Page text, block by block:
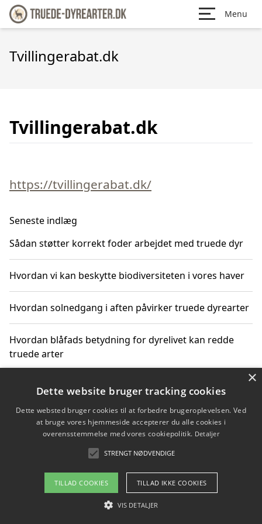
Menu
Tvillingerabat.dk
Tvillingerabat.dk
https://tvillingerabat.dk/
Seneste indlæg
Sådan støtter korrekt foder arbejdet med truede dyr
Hvordan vi kan beskytte biodiversiteten i vores haver
Hvordan solnedgang i aften påvirker truede dyrearter
Hvordan blåfads betydning for dyrelivet kan redde
truede arter
Hvordan kan gaver til unge voksne støtte bevarelsen
Copyright 2026 - Pilanto Aps
Om / kontakt
Blog Betingelser
×
Dette website bruger tracking cookies
Dette websted bruger cookies til at forbedre brugeroplevelsen. Ved
at bruge vores hjemmeside accepterer du alle cookies i
overensstemmelse med vores cookiepolitik. Detaljer
STRENGT NØDVENDIGE
TILLAD COOKIES TILLAD IKKE COOKIES
VIS DETALJER